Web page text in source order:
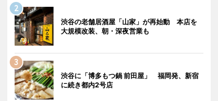
渋谷の老舗居酒屋「山家」が再始動 本店を
大規模改装、朝・深夜営業も
渋谷に「博多もつ鍋 前田屋」 福岡発、新宿
に続き都内2号店